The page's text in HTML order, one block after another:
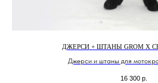
ДЖЕРСИ + ШТАНЫ GROM Х
Джерси и штаны для
16 300 р.